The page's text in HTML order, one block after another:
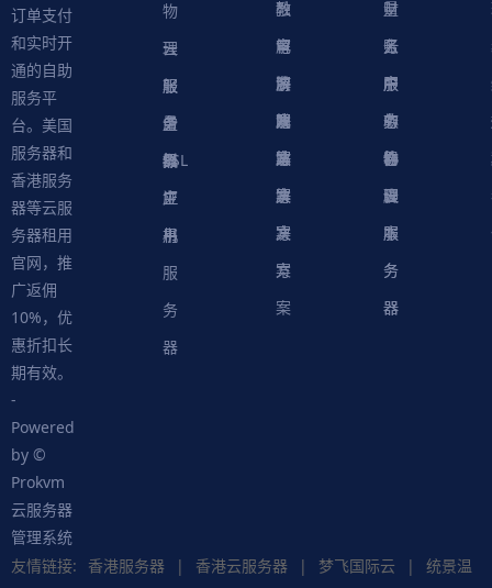
订单支付
和实时开
通的自助
服务平
台。美国
服务器和
香港服务
器等云服
务器租用
官网，推
广返佣
10%，优
惠折扣长
期有效。
-
Powered
by ©
Prokvm
云服务器
管理系统
物
理
服
务
器
云
服
务
器
轻
量
级
应
用
服
务
器
虚
拟
主
机
SSL
证
书
融
解
决
方
案
教
育
解
决
方
案
电
商
解
决
方
案
游
戏
解
决
方
案
网
站
解
决
方
案
量
云
服
务
器
财
务
中
心
账
户
中
心
服
务
协
议
软
件
脚
本
物
理
服
务
器
云
服
务
器
友情链接: 香港服务器 | 香港云服务器 | 梦飞国际云 |
统景温